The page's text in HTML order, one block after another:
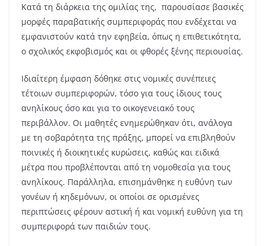
Κατά τη διάρκεια της ομιλίας της, παρουσίασε βασικές
μορφές παραβατικής συμπεριφοράς που ενδέχεται να
εμφανιστούν κατά την εφηβεία, όπως η επιθετικότητα,
ο σχολικός εκφοβισμός και οι φθορές ξένης περιουσίας.
Ιδιαίτερη έμφαση δόθηκε στις νομικές συνέπειες
τέτοιων συμπεριφορών, τόσο για τους ίδιους τους
ανηλίκους όσο και για το οικογενειακό τους
περιβάλλον. Οι μαθητές ενημερώθηκαν ότι, ανάλογα
με τη σοβαρότητα της πράξης, μπορεί να επιβληθούν
ποινικές ή διοικητικές κυρώσεις, καθώς και ειδικά
μέτρα που προβλέπονται από τη νομοθεσία για τους
ανηλίκους. Παράλληλα, επισημάνθηκε η ευθύνη των
γονέων ή κηδεμόνων, οι οποίοι σε ορισμένες
περιπτώσεις φέρουν αστική ή και νομική ευθύνη για τη
συμπεριφορά των παιδιών τους.